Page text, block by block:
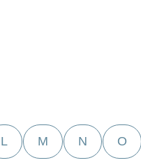
L M N O